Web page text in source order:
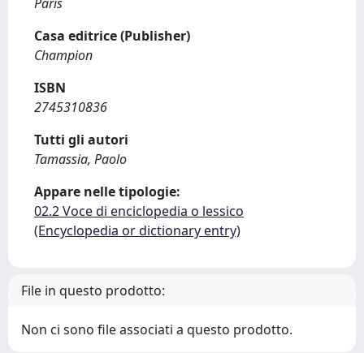
Casa editrice (Publisher)
Champion
ISBN
2745310836
Tutti gli autori
Tamassia, Paolo
Appare nelle tipologie:
02.2 Voce di enciclopedia o lessico
(Encyclopedia or dictionary entry)
File in questo prodotto:
Non ci sono file associati a questo prodotto.